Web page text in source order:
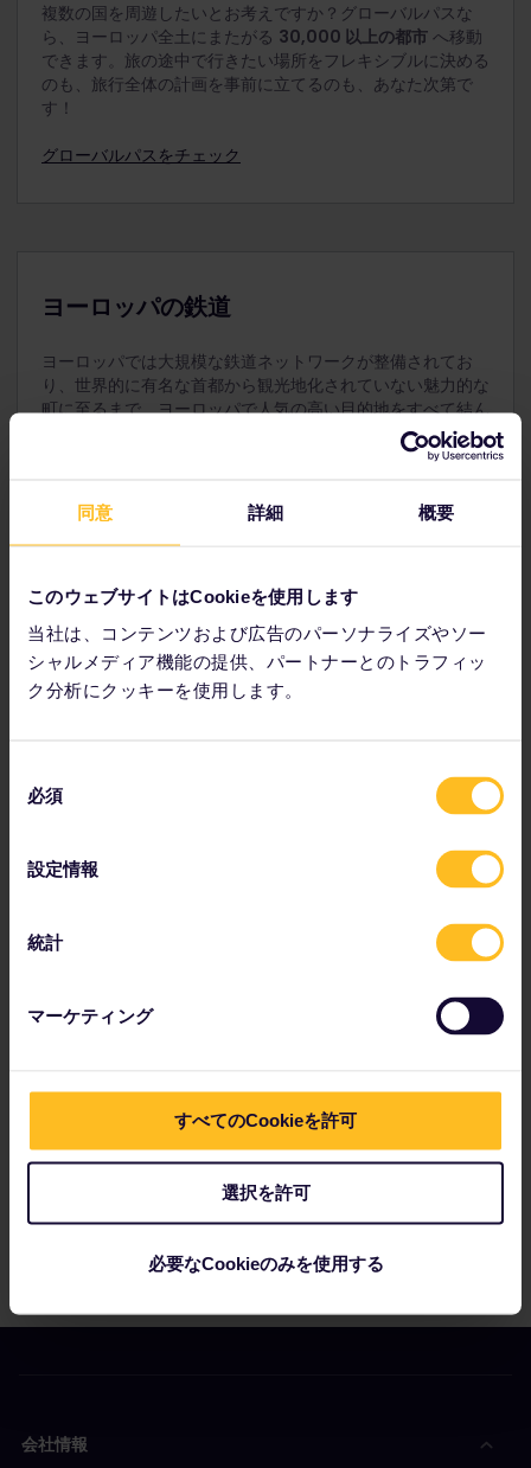
同意 詳細 概要
このウェブサイトはCookieを使用します
当社は、コンテンツおよび広告のパーソナライズやソー
シャルメディア機能の提供、パートナーとのトラフィッ
ク分析にクッキーを使用します。
必須
設定情報
統計
マーケティング
すべてのCookieを許可
選択を許可
必要なCookieのみを使用する
なくとも 1 人が常に同伴する必要があります。同伴の
方が家族である必要はなく、18 歳以上の方であれ
ば、どなたでも構いません。
大人 1 名、18 歳以上のユース 1 名、またはシニア 1 名
12歳未満の子供は同伴する大人と同じクラスで旅行で
お支払いの前に、大人用パス、ユースパス、または
シニアパスのご注文に忘れずに小児用パスを追加し
けます。
複数の国を周遊したいとお考えですか？グローバルパスな
ら、ヨーロッパ全土にまたがる 30,000 以上の都市 へ移動
できます。旅の途中で行きたい場所をフレキシブルに決める
のも、旅行全体の計画を事前に立てるのも、あなた次第で
す！
グローバルパスをチェック
ヨーロッパの鉄道
ヨーロッパでは大規模な鉄道ネットワークが整備されてお
り、世界的に有名な首都から観光地化されていない魅力的な
町に至るまで、ヨーロッパで人気の高い目的地をすべて結ん
でいます。計画に合った種類の鉄道を選び、ご希望の場所へ
ヨーロッパの鉄道に関する情報
旅行の計画
会社情報